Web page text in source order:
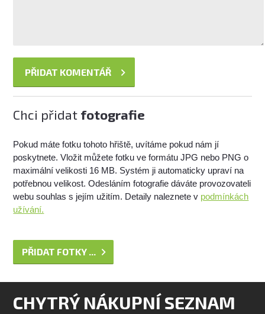
Chci přidat fotografie
Pokud máte fotku tohoto hřiště, uvítáme pokud nám jí
poskytnete. Vložit můžete fotku ve formátu JPG nebo PNG o
maximální velikosti 16 MB. Systém ji automaticky upraví na
potřebnou velikost. Odesláním fotografie dáváte provozovateli
webu souhlas s jejím užitím. Detaily naleznete v podmínkách
užívání.
PŘIDAT FOTKY ...
CHYTRÝ NÁKUPNÍ SEZNAM